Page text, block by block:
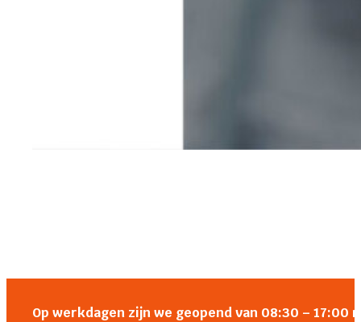
Op werkdagen zijn we geopend van 08:30 –